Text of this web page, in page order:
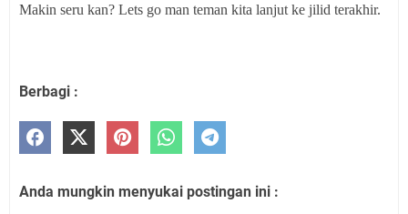
Makin seru kan? Lets go man teman kita lanjut ke jilid terakhir.
Berbagi :
Anda mungkin menyukai postingan ini :